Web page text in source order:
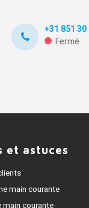
+31 851 30
Fermé
et astuces
main courante
main courante